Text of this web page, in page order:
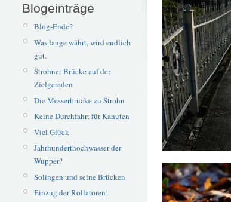
Blogeinträge
Blog-Ende?
Was lange währt, wird endlich
gut.
Strohner Brücke auf der
Zielgeraden
Die Messerbrücke zu Strohn
Keine Durchfahrt für Kanuten
Viel Glück
Jahrhunderthochwasser der
Wupper?
Solingen und seine Brücken
Einzug der Rollatoren!